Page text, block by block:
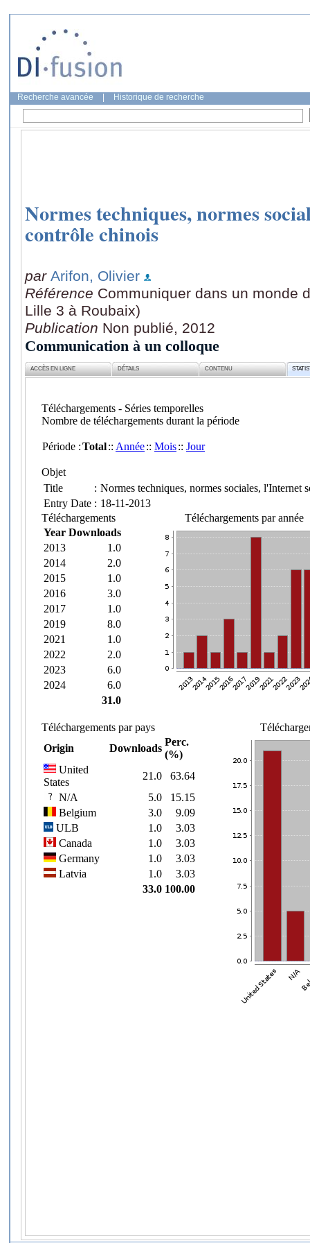
Recherche avancée Historique de recherche
Normes techniques, normes
contrôle chinois
par Arifon, Olivier
Référence Communiquer dans un monde
Lille 3 à Roubaix)
Publication Non publié, 2012
Communication à un colloque
ACCÈS EN LIGNE DÉTAILS CONTENU